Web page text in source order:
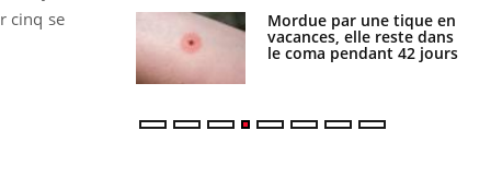
cinq se
manger moins
pourrait
Mordue par une tique en
vacances, elle reste dans
le coma pendant 42 jours